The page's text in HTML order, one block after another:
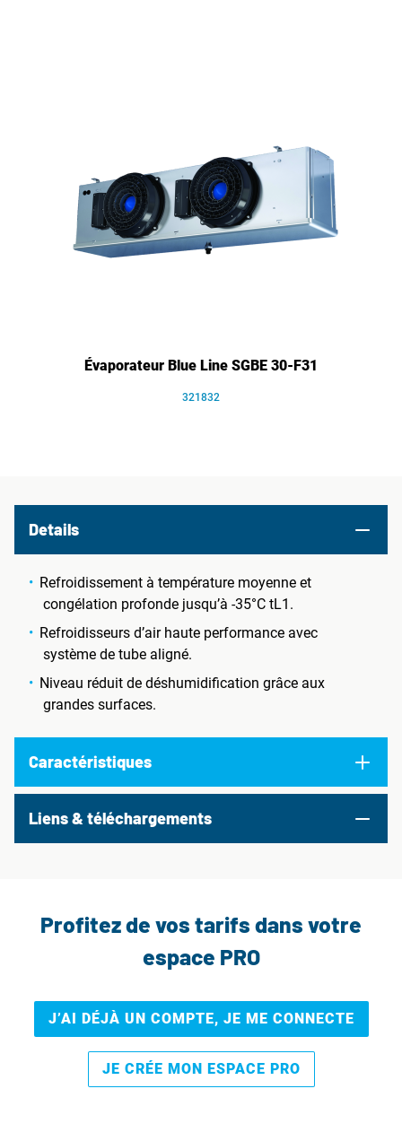
Évaporateur Blue Line SGBE 30-F31
321832
Details
Refroidissement à température moyenne et
congélation profonde jusqu’à -35°C tL1.
Refroidisseurs d’air haute performance avec
système de tube aligné.
Niveau réduit de déshumidification grâce aux
grandes surfaces.
Caractéristiques
Liens & téléchargements
Profitez de vos tarifs dans votre
espace PRO
J’AI DÉJÀ UN COMPTE, JE ME CONNECTE
JE CRÉE MON ESPACE PRO